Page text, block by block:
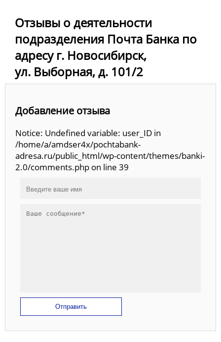
Отзывы о деятельности
подразделения Почта Банка по
адресу г. Новосибирск,
ул. Выборная, д. 101/2
Добавление отзыва
Notice: Undefined variable: user_ID in
/home/a/amdser4x/pochtabank-
adresa.ru/public_html/wp-content/themes/banki-
2.0/comments.php on line 39
Отправить